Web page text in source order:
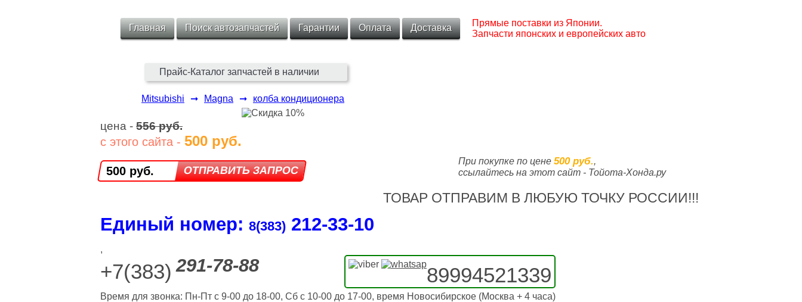
Главная Поиск автозапчастей Гарантии Оплата Доставка
Прямые поставки из Японии.
Запчасти японских и европейских авто
Прайс-Каталог запчастей в наличии
Mitsubishi ➞ Magna ➞ колба кондиционера
цена - 556 руб.
с этого сайта - 500 руб.
500 руб.
При покупке по цене 500 руб.,
ссылайтесь на этот сайт - Тойота-Хонда.ру
ТОВАР ОТПРАВИМ В ЛЮБУЮ ТОЧКУ РОССИИ!!!
Единый номер: 8(383) 212‑33‑10
,
+7(383) 291-78-88 89994521339
Время для звонка: Пн-Пт с 9-00 до 18-00, Сб с 10-00 до 17-00, время Новосибирское (Москва + 4 часа)